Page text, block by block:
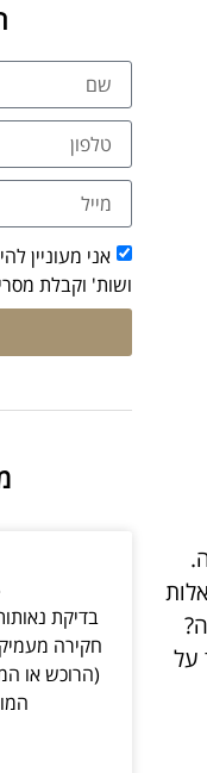
על
אני מעוניין
ושות' וקבלת
חקירה
(הרוכש או